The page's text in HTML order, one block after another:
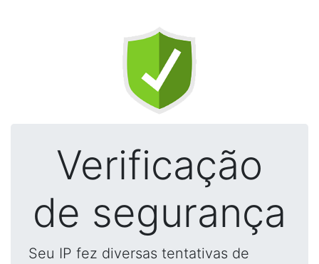
Verificação
de segurança
Seu IP fez diversas tentativas de